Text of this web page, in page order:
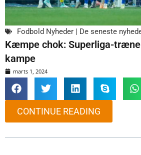
Fodbold Nyheder | De seneste
Kæmpe chok: Superliga-
kampe
marts 1, 2024
CONTINUE READING